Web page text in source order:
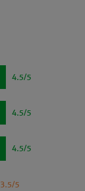
4.5/5
4.5/5
4.5/5
3.5/5